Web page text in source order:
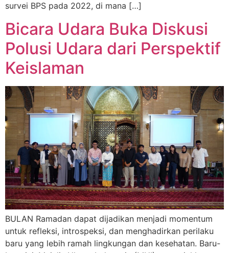
survei BPS pada 2022, di mana […]
Bicara Udara Buka Diskusi
Polusi Udara dari Perspektif
Keislaman
BULAN Ramadan dapat dijadikan menjadi momentum
untuk refleksi, introspeksi, dan menghadirkan perilaku
baru yang lebih ramah lingkungan dan kesehatan. Baru-